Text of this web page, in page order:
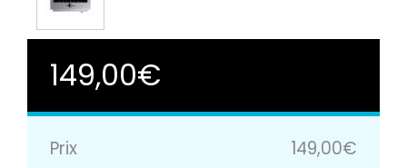
149,00€
Prix
149,00€